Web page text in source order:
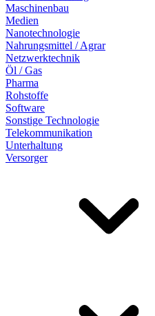
Maschinenbau
Medien
Nanotechnologie
Nahrungsmittel / Agrar
Netzwerktechnik
Öl / Gas
Pharma
Rohstoffe
Software
Sonstige Technologie
Telekommunikation
Unterhaltung
Versorger